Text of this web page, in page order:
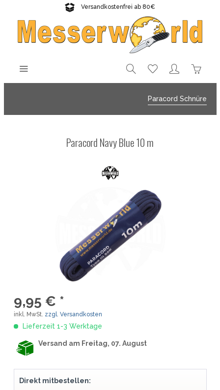
Versandkostenfrei ab 80€
Gratisversand sichern!
Paracord Schnüre
Paracord Navy Blue 10 m
9,95 € *
inkl. MwSt. zzgl. Versandkosten
Lieferzeit 1-3 Werktage
Versand am Freitag, 07. August
Direkt mitbestellen: